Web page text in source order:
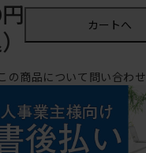
）
カートへ
の商品について問い合わ